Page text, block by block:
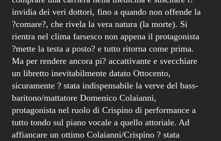
invidia dei veri dottori, fino a quando non offende la
?comare?, che rivela la vera natura (la morte). Si
rientra nel clima farsesco non appena il protagonista
?mette la testa a posto? e tutto ritorna come prima.
Ma per rendere ancora pi? accattivante e svecchiare
un libretto inevitabilmente datato Ottocento,
sicuramente ? stata indispensabile la verve del bass-
baritono/mattatore Domenico Colaianni,
protagonista nel ruolo di Crispino di performance a
tutto tondo sul piano vocale a quello attoriale. Ad
affiancare un ottimo Colaianni/Crispino ? stata